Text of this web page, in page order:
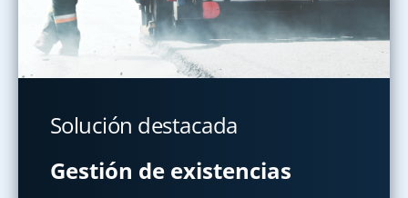
Solución destacada
Gestión de existencias